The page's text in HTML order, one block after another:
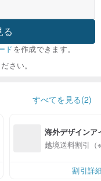
る
ドを作成できます。
さい。
すべてを見る(2)
海外デザインア
入
越境送料割引（
割引詳